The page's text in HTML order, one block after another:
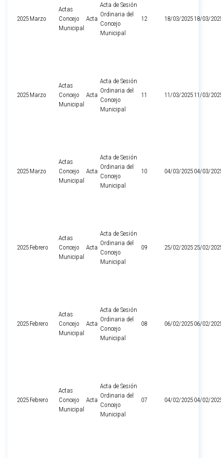
2025 Marzo
Actas
Concejo
Municipal
Acta
Acta de Sesión
Ordinaria del
Concejo
Municipal
12 18/03/2025 18/03/
2025 Marzo
Actas
Concejo
Municipal
Acta
Acta de Sesión
Ordinaria del
Concejo
Municipal
11 11/03/2025 11/03/
2025 Marzo
Actas
Concejo
Municipal
Acta
Acta de Sesión
Ordinaria del
Concejo
Municipal
10 04/03/2025 04/03/
2025 Febrero
Actas
Concejo
Municipal
Acta
Acta de Sesión
Ordinaria del
Concejo
Municipal
09 25/02/2025 25/02/
2025 Febrero
Actas
Concejo
Municipal
Acta
Acta de Sesión
Ordinaria del
Concejo
Municipal
08 06/02/2025 06/02/
2025 Febrero
Actas
Concejo
Municipal
Acta
Acta de Sesión
Ordinaria del
Concejo
Municipal
07 04/02/2025 04/02/